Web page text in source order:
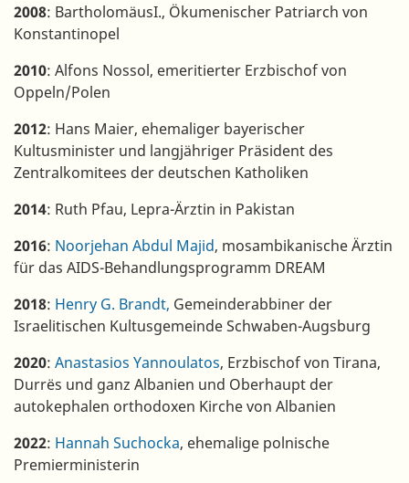
2008: BartholomäusI., Ökumenischer Patriarch von
Konstantinopel
2010: Alfons Nossol, emeritierter Erzbischof von
Oppeln/Polen
2012: Hans Maier, ehemaliger bayerischer
Kultusminister und langjähriger Präsident des
Zentralkomitees der deutschen Katholiken
2014: Ruth Pfau, Lepra-Ärztin in Pakistan
2016: Noorjehan Abdul Majid, mosambikanische Ärztin
für das AIDS-Behandlungsprogramm DREAM
2018: Henry G. Brandt, Gemeinderabbiner der
Israelitischen Kultusgemeinde Schwaben-Augsburg
2020: Anastasios Yannoulatos, Erzbischof von Tirana,
Durrës und ganz Albanien und Oberhaupt der
autokephalen orthodoxen Kirche von Albanien
2022: Hannah Suchocka, ehemalige polnische
Premierministerin